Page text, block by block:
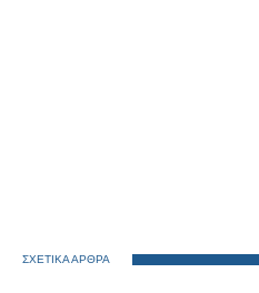
ΣΧΕΤΙΚΑ ΑΡΘΡΑ